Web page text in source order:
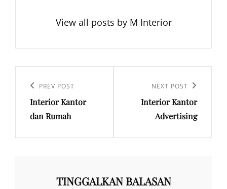
View all posts by M Interior
posPrevious
Post
PREV POST
Interior Kantor
dan Rumah
Post
NEXT POST
Interior Kantor
Advertising
TINGGALKAN BALASAN